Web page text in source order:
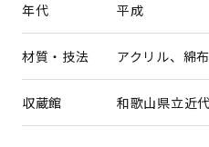
年代 平成
材質・技法 アクリル、綿布
収蔵館 和歌山県立近